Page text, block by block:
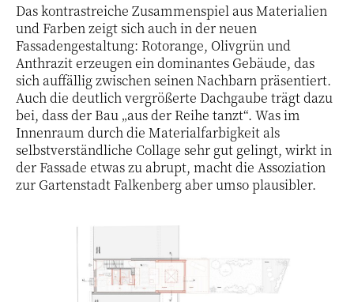
Das kontrastreiche Zusammenspiel aus Materialien
und Farben zeigt sich auch in der neuen
Fassadengestaltung: Rotorange, Olivgrün und
Anthrazit erzeugen ein dominantes Gebäude, das
sich auffällig zwischen seinen Nachbarn präsentiert.
Auch die deutlich vergrößerte Dachgaube trägt dazu
bei, dass der Bau „aus der Reihe tanzt“. Was im
Innenraum durch die Materialfarbigkeit als
selbstverständliche Collage sehr gut gelingt, wirkt in
der Fassade etwas zu abrupt, macht die Assoziation
zur Gartenstadt Falkenberg aber umso plausibler.